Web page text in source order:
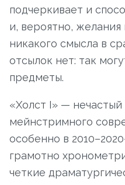
подчеркивает и
и, вероятно, желания
никакого смысла в
отсылок нет: так
предметы.
«Холст I» — нечастый
мейнстримного
особенно в
грамотно
четкие